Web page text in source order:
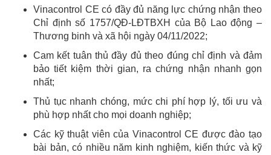
Vinacontrol CE có đầy đủ năng lực chứng nhận theo
Chỉ định số 1757/QĐ-LĐTBXH của Bộ Lao động –
Thương binh và xã hội ngày 04/11/2022;
Cam kết tuân thủ đầy đủ theo đúng chỉ định và đảm
bảo tiết kiệm thời gian, ra chứng nhận nhanh gọn
nhất;
Thủ tục nhanh chóng, mức chi phí hợp lý, tối ưu và
phù hợp nhất cho mọi doanh nghiệp;
Các kỹ thuật viên của Vinacontrol CE được đào tạo
bài bản, có nhiều năm kinh nghiệm, kiến thức và kỹ